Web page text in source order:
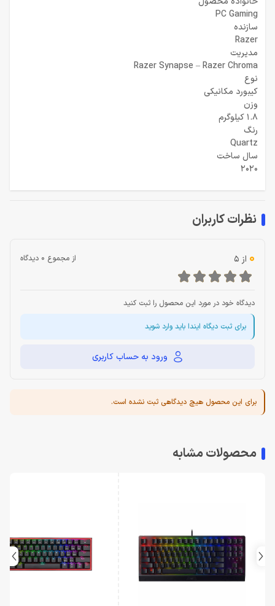
PC Gaming
سازنده
Razer
مديريت
Razer Synapse – Razer Chroma
نوع
کیبورد مکانیکی
وزن
1.8 کیلوگرم
رنگ
Quartz
سال ساخت
2020
نظرات کاربران
0 از 5 از مجموع 0 دیدگاه
دیدگاه خود در مورد این محصول را ثبت کنید
برای ثبت دیگاه ایندا باید وارد شوید
ورود به حساب کاربری
برای این محصول هیچ دیدگاهی ثبت نشده است.
محصولات مشابه